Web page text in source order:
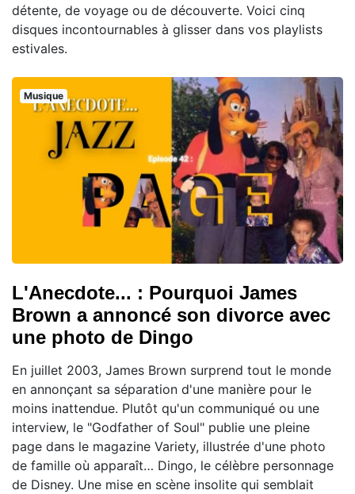
détente, de voyage ou de découverte. Voici cinq
disques incontournables à glisser dans vos playlists
estivales.
Musique
L'Anecdote... : Pourquoi James
Brown a annoncé son divorce avec
une photo de Dingo
En juillet 2003, James Brown surprend tout le monde
en annonçant sa séparation d'une manière pour le
moins inattendue. Plutôt qu'un communiqué ou une
interview, le "Godfather of Soul" publie une pleine
page dans le magazine Variety, illustrée d'une photo
de famille où apparaît… Dingo, le célèbre personnage
de Disney. Une mise en scène insolite qui semblait